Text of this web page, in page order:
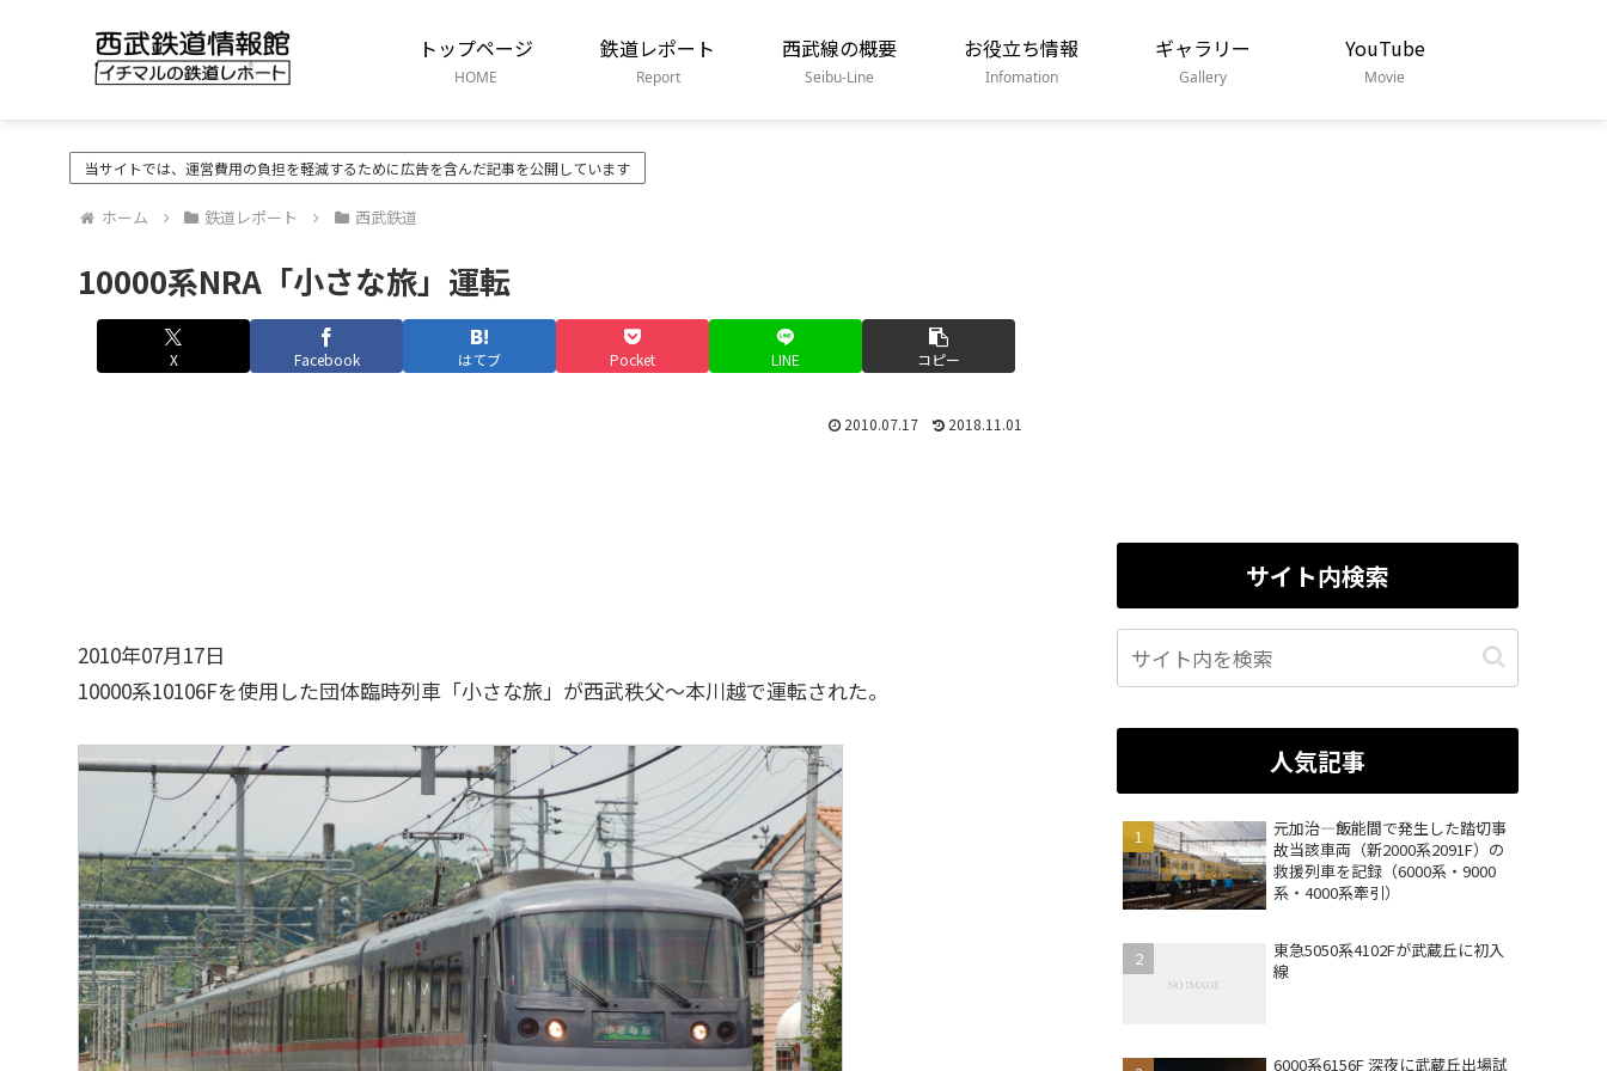
トップページ
HOME
鉄道レポート
Report
西武線の概要
Seibu-Line
お役立ち情報
Infomation
ギャラリー
Gallery
YouTube
Movie
当サイトでは、運営費用の負担を軽減するために広告を含んだ記事を公開しています
ホーム 鉄道レポート 西武鉄道
10000系NRA「小さな旅」運転
X Facebook はてブ Pocket LINE コピー
2010.07.17 2018.11.01
2010年07月17日
10000系10106Fを使用した団体臨時列車「小さな旅」が西武秩父～本川越で運転された。
サイト内検索
人気記事
元加治―飯能間で発生した踏切事
故当該車両（新2000系2091F）の
救援列車を記録（6000系・9000
系・4000系牽引）
東急5050系4102Fが武蔵丘に初入
線
6000系6156F 深夜に武蔵丘出場試